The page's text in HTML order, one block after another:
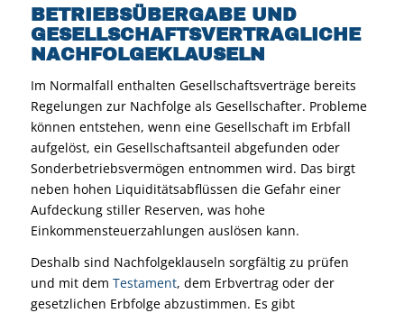
BETRIEBSÜBERGABE UND
GESELLSCHAFTSVERTRAGLICHE
NACHFOLGEKLAUSELN
Im Normalfall enthalten Gesellschaftsverträge bereits
Regelungen zur Nachfolge als Gesellschafter. Probleme
können entstehen, wenn eine Gesellschaft im Erbfall
aufgelöst, ein Gesellschaftsanteil abgefunden oder
Sonderbetriebsvermögen entnommen wird. Das birgt
neben hohen Liquiditätsabflüssen die Gefahr einer
Aufdeckung stiller Reserven, was hohe
Einkommensteuerzahlungen auslösen kann.
Deshalb sind Nachfolgeklauseln sorgfältig zu prüfen
und mit dem Testament, dem Erbvertrag oder der
gesetzlichen Erbfolge abzustimmen. Es gibt